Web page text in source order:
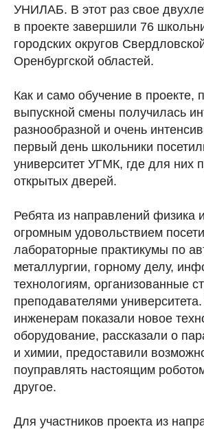
УНИЛАБ. В этот раз свое
в проекте завершили 76
городских округов
Оренбургской областей.
Как и само обучение в проекте,
выпускной смены получилась
разнообразной и очень
первый день школьники
университет УГМК, где для них
открытых дверей.
Ребята из направлений физика
огромным удовольствием
лабораторные практикумы по
металлургии, горному делу,
технологиям, организованные
преподавателями
инженерам показали новое
оборудование, рассказали о
и химии, предоставили
поуправлять настоящим
другое.
Для участников проекта из